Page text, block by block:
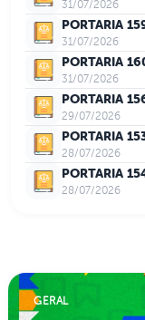
31/07/2026
PORTARIA
31/07/2026
PORTARIA
31/07/2026
PORTARIA
29/07/2026
PORTARIA
28/07/2026
PORTARIA
28/07/2026
GERAL